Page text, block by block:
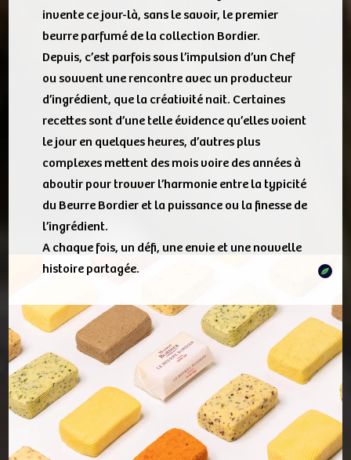
invente ce jour-là, sans le savoir, le premier
beurre parfumé de la collection Bordier.
Depuis, c’est parfois sous l’impulsion d’un Chef
ou souvent une rencontre avec un producteur
d’ingrédient, que la créativité nait. Certaines
recettes sont d’une telle évidence qu’elles voient
le jour en quelques heures, d’autres plus
complexes mettent des mois voire des années à
aboutir pour trouver l’harmonie entre la typicité
du Beurre Bordier et la puissance ou la finesse de
l’ingrédient.
A chaque fois, un défi, une envie et une nouvelle
histoire partagée.